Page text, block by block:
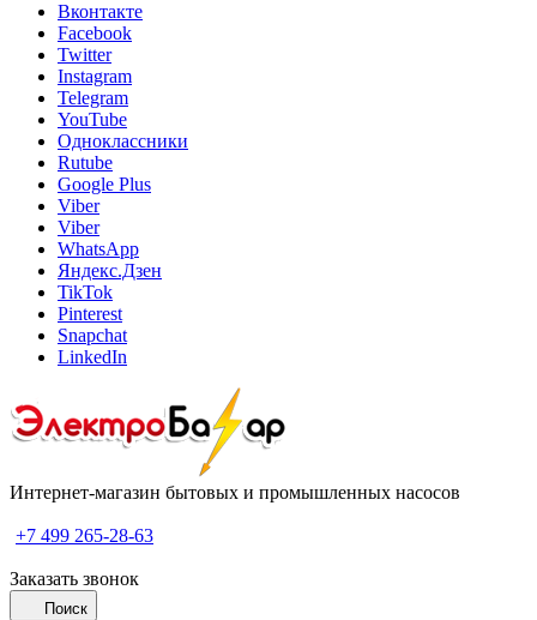
Вконтакте
Facebook
Twitter
Instagram
Telegram
YouTube
Одноклассники
Rutube
Google Plus
Viber
Viber
WhatsApp
Яндекс.Дзен
TikTok
Pinterest
Snapchat
LinkedIn
Интернет-магазин бытовых и промышленных насосов
+7 499 265-28-63
Заказать звонок
Поиск